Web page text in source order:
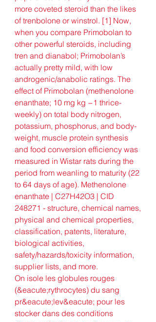
more coveted steroid than the likes
of trenbolone or winstrol. [1] Now,
when you compare Primobolan to
other powerful steroids, including
tren and dianabol; Primobolan’s
actually pretty mild, with low
androgenic/anabolic ratings. The
effect of Primobolan (methenolone
enanthate; 10 mg kg −1 thrice-
weekly) on total body nitrogen,
potassium, phosphorus, and body-
weight, muscle protein synthesis
and food conversion efficiency was
measured in Wistar rats during the
period from weanling to maturity (22
to 64 days of age). Methenolone
enanthate | C27H42O3 | CID
248271 - structure, chemical names,
physical and chemical properties,
classification, patents, literature,
biological activities,
safety/hazards/toxicity information,
supplier lists, and more.
On isole les globules rouges
(&eacute;rythrocytes) du sang
pr&eacute;lev&eacute; pour les
stocker dans des conditions